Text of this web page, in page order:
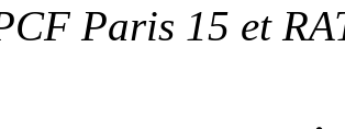
Paris 15 et